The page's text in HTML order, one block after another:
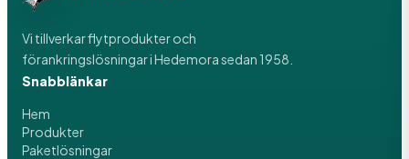
Vi tillverkar flytprodukter och
förankringslösningar i Hedemora sedan 1958.
Snabblänkar
Hem
Produkter
Paketlösningar